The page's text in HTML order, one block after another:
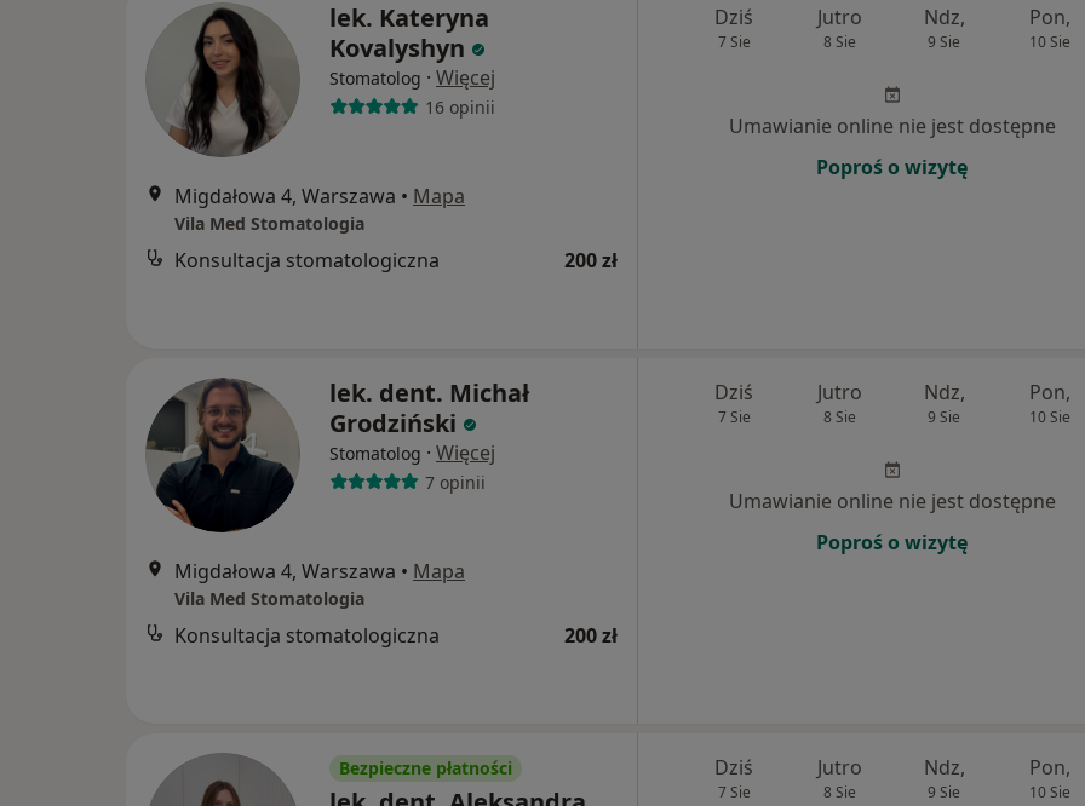
lek. Kateryna
Kovalyshyn
Stomatolog · Więcej
16 opinii
Migdałowa 4, Warszawa • Mapa
Vila Med Stomatologia
Konsultacja stomatologiczna 200 zł
Dziś
7 Sie
Jutro
8 Sie
Ndz,
9 Sie
Pon,
10 Sie
Umawianie online nie jest dostępne
Poproś o wizytę
lek. dent. Michał
Grodziński
Stomatolog · Więcej
7 opinii
Migdałowa 4, Warszawa • Mapa
Vila Med Stomatologia
Konsultacja stomatologiczna 200 zł
Dziś
7 Sie
Jutro
8 Sie
Ndz,
9 Sie
Pon,
10 Sie
Umawianie online nie jest dostępne
Poproś o wizytę
Bezpieczne płatności Dziś
7 Sie
Jutro
8 Sie
Ndz,
9 Sie
Pon,
10 Sie